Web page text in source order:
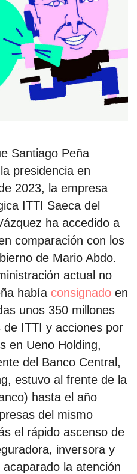
Santiago Peña
presidencia en
2023, la empresa
ITTI Saeca del
ha accedido a
comparación con los
de Mario Abdo.
actual no
había consignado en
unos 350 millones
ITTI y acciones por
en Ueno Holding,
del Banco Central,
estuvo al frente de la
hasta el año
del mismo
el rápido ascenso de
inversora y
la atención